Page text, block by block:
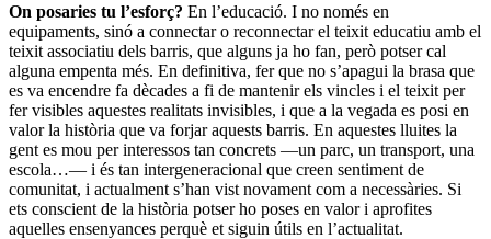
On posaries tu l’esforç? En l’educació. I no només en
equipaments, sinó a connectar o reconnectar el teixit educatiu amb el
teixit associatiu dels barris, que alguns ja ho fan, però potser cal
alguna empenta més. En definitiva, fer que no s’apagui la brasa que
es va encendre fa dècades a fi de mantenir els vincles i el teixit per
fer visibles aquestes realitats invisibles, i que a la vegada es posi en
valor la història que va forjar aquests barris. En aquestes lluites la
gent es mou per interessos tan concrets —un parc, un transport, una
escola…— i és tan intergeneracional que creen sentiment de
comunitat, i actualment s’han vist novament com a necessàries. Si
ets conscient de la història potser ho poses en valor i aprofites
aquelles ensenyances perquè et siguin útils en l’actualitat.